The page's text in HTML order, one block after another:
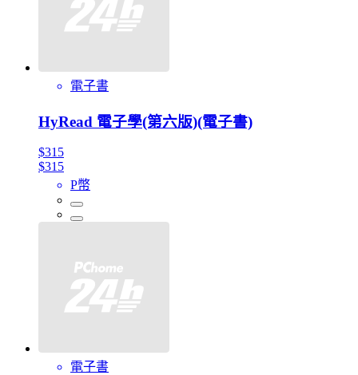
電子書
HyRead 電子學(第六版)(電子書)
$315
$315
P幣
電子書